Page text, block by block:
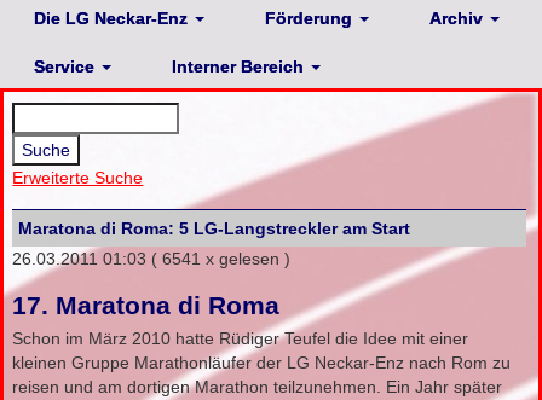
Die LG Neckar-Enz Förderung Archiv
Service Interner Bereich
Erweiterte Suche
Maratona di Roma: 5 LG-Langstreckler am Start
26.03.2011 01:03 ( 6541 x gelesen )
17. Maratona di Roma
Schon im März 2010 hatte Rüdiger Teufel die Idee mit einer
kleinen Gruppe Marathonläufer der LG Neckar-Enz nach Rom zu
reisen und am dortigen Marathon teilzunehmen. Ein Jahr später